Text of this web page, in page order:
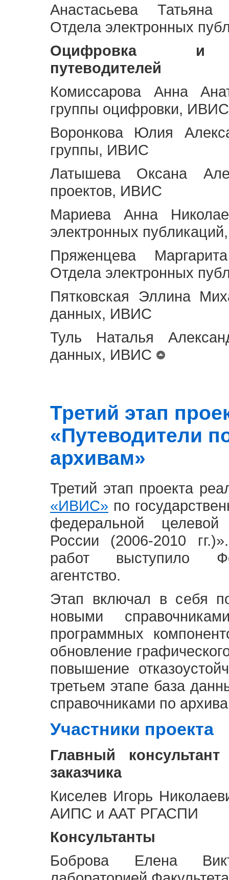
Анастасьева Татьяна
Отдела электронных
Оцифровка и
путеводителей
Комиссарова Анна
группы оцифровки, ИВИС
Воронкова Юлия
группы, ИВИС
Латышева Оксана
проектов, ИВИС
Мариева Анна
электронных
Пряженцева
Отдела электронных
Пятковская Эллина
данных, ИВИС
Туль Наталья
данных, ИВИС
Третий этап
«Путеводители
архивам»
Третий этап проекта
«ИВИС» по
федеральной
России (2006-2010
работ выступило
агентство.
Этап включал в себя
новыми
программных
обновление
повышение
третьем этапе база
справочниками по
Участники проекта
Главный
заказчика
Киселев Игорь
АИПС и ААТ РГАСПИ
Консультанты
Боброва Елена